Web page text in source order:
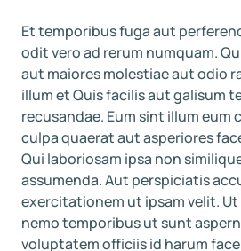
Et temporibus fuga aut
odit vero ad rerum numquam.
aut maiores molestiae aut odio
illum et Quis facilis aut galisum
recusandae. Eum sint illum eum
culpa quaerat aut asperiores
Qui laboriosam ipsa non
assumenda. Aut perspiciatis
exercitationem ut ipsam velit.
nemo temporibus ut sunt
voluptatem officiis id harum